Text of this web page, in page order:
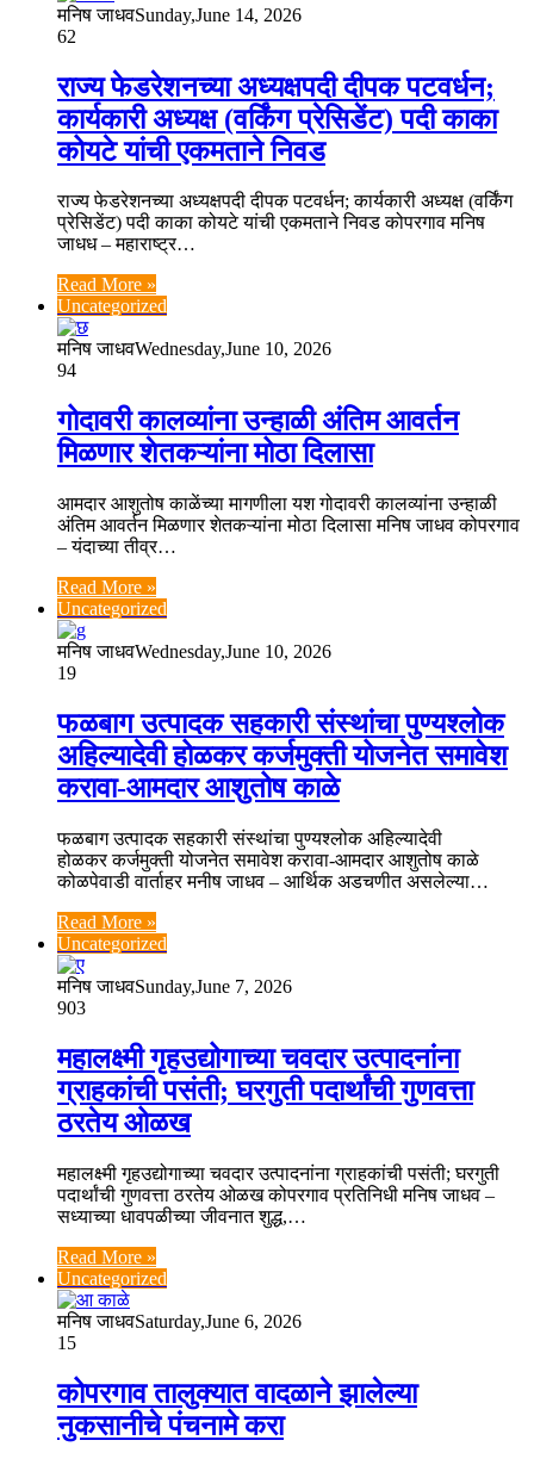
मनिष जाधवSunday,June 14, 2026
62
राज्य फेडरेशनच्या अध्यक्षपदी दीपक पटवर्धन;
कार्यकारी अध्यक्ष (वर्किंग प्रेसिडेंट) पदी काका
कोयटे यांची एकमताने निवड
राज्य फेडरेशनच्या अध्यक्षपदी दीपक पटवर्धन; कार्यकारी अध्यक्ष (वर्किंग
प्रेसिडेंट) पदी काका कोयटे यांची एकमताने निवड कोपरगाव मनिष
जाधध – महाराष्ट्र…
Read More »
Uncategorized
मनिष जाधवWednesday,June 10, 2026
94
गोदावरी कालव्यांना उन्हाळी अंतिम आवर्तन
मिळणार शेतकऱ्यांना मोठा दिलासा
आमदार आशुतोष काळेंच्या मागणीला यश गोदावरी कालव्यांना उन्हाळी
अंतिम आवर्तन मिळणार शेतकऱ्यांना मोठा दिलासा मनिष जाधव कोपरगाव
– यंदाच्या तीव्र…
Read More »
Uncategorized
मनिष जाधवWednesday,June 10, 2026
19
फळबाग उत्पादक सहकारी संस्थांचा पुण्यश्लोक
अहिल्यादेवी होळकर कर्जमुक्ती योजनेत समावेश
करावा-आमदार आशुतोष काळे
फळबाग उत्पादक सहकारी संस्थांचा पुण्यश्लोक अहिल्यादेवी
होळकर कर्जमुक्ती योजनेत समावेश करावा-आमदार आशुतोष काळे
कोळपेवाडी वार्ताहर मनीष जाधव – आर्थिक अडचणीत असलेल्या…
Read More »
Uncategorized
मनिष जाधवSunday,June 7, 2026
903
महालक्ष्मी गृहउद्योगाच्या चवदार उत्पादनांना
ग्राहकांची पसंती; घरगुती पदार्थांची गुणवत्ता
ठरतेय ओळख
महालक्ष्मी गृहउद्योगाच्या चवदार उत्पादनांना ग्राहकांची पसंती; घरगुती
पदार्थांची गुणवत्ता ठरतेय ओळख कोपरगाव प्रतिनिधी मनिष जाधव –
सध्याच्या धावपळीच्या जीवनात शुद्ध,…
Read More »
Uncategorized
मनिष जाधवSaturday,June 6, 2026
15
कोपरगाव तालुक्यात वादळाने झालेल्या
नुकसानीचे पंचनामे करा